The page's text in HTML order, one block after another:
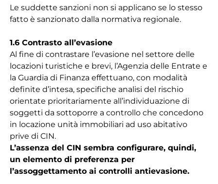
Le suddette sanzioni non si applicano se lo stesso
fatto è sanzionato dalla normativa regionale.
1.6 Contrasto all’evasione
Al fine di contrastare l’evasione nel settore delle
locazioni turistiche e brevi, l’Agenzia delle Entrate e
la Guardia di Finanza effettuano, con modalità
definite d’intesa, specifiche analisi del rischio
orientate prioritariamente all’individuazione di
soggetti da sottoporre a controllo che concedono
in locazione unità immobiliari ad uso abitativo
prive di CIN.
L’assenza del CIN sembra configurare, quindi,
un elemento di preferenza per
l’assoggettamento ai controlli antievasione.